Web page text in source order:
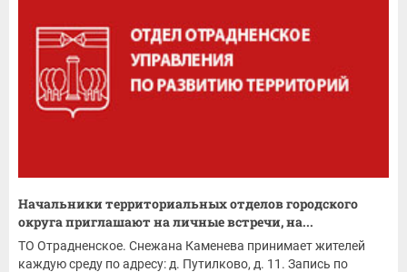
Начальники территориальных отделов городского
округа приглашают на личные встречи, на...
ТО Отрадненское. Снежана Каменева принимает жителей
каждую среду по адресу: д. Путилково, д. 11. Запись по